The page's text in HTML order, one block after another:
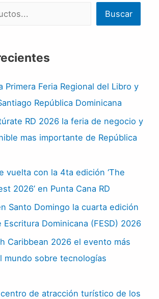
Buscar
Primera Feria Regional del Libro y
República Dominicana
RD 2026 la feria de negocio y
mas importante de República
vuelta con la 4ta edición ‘The
2026’ en Punta Cana RD
Santo Domingo la cuarta edición
Escritura Dominicana (FESD) 2026
Caribbean 2026 el evento más
mundo sobre tecnologías
de atracción turístico de los